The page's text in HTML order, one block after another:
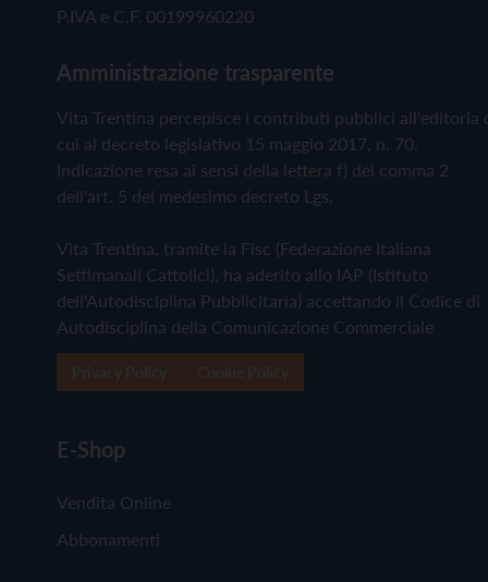
P.IVA e C.F. 00199960220
Amministrazione trasparente
Vita Trentina percepisce i contributi pubblici all'editoria
cui al decreto legislativo 15 maggio 2017, n. 70.
Indicazione resa ai sensi della lettera f) del comma 2
dell'art. 5 del medesimo decreto Lgs.
Vita Trentina, tramite la Fisc (Federazione Italiana
Settimanali Cattolici), ha aderito allo IAP (Istituto
dell'Autodisciplina Pubblicitaria) accettando il Codice di
Autodisciplina della Comunicazione Commerciale
E-Shop
Vendita Online
Abbonamenti